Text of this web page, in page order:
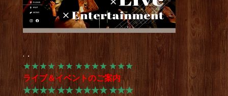
.．
★★★★ ★★ ★★★★ ★★★
ライブ＆イベントのご案内
★★★★ ★★ ★★★★ ★★★